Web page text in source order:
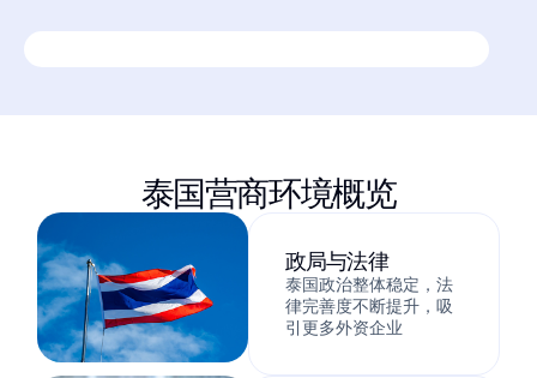
泰国营商环境概览
政局与法律
泰国政治整体稳定，法
律完善度不断提升，吸
引更多外资企业